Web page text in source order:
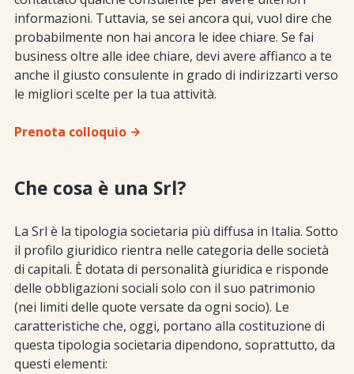
informazioni. Tuttavia, se sei ancora qui, vuol dire che
probabilmente non hai ancora le idee chiare. Se fai
business oltre alle idee chiare, devi avere affianco a te
anche il giusto consulente in grado di indirizzarti verso
le migliori scelte per la tua attività.
Prenota colloquio
Che cosa è una Srl?
La Srl è la tipologia societaria più diffusa in Italia. Sotto
il profilo giuridico rientra nelle categoria delle società
di capitali. È dotata di personalità giuridica e risponde
delle obbligazioni sociali solo con il suo patrimonio
(nei limiti delle quote versate da ogni socio). Le
caratteristiche che, oggi, portano alla costituzione di
questa tipologia societaria dipendono, soprattutto, da
questi elementi: